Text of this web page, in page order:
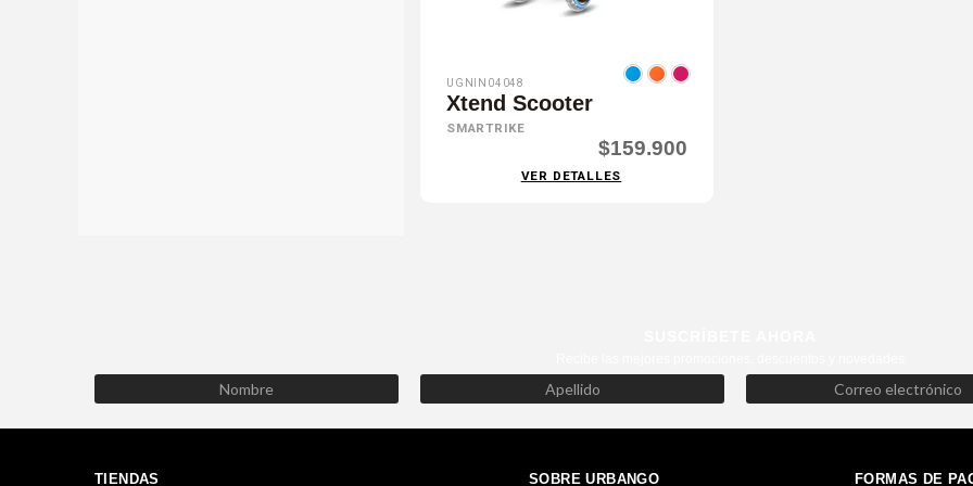
UGNIN04048
Xtend Scooter
SMARTRIKE
$159.900
VER DETALLES
TIENDAS SOBRE URBANGO FORMAS DE